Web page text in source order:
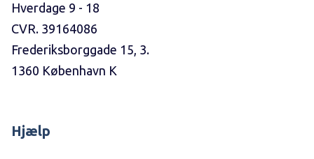
Hverdage 9 - 18
CVR. 39164086
Frederiksborggade 15, 3.
1360 København K
Hjælp